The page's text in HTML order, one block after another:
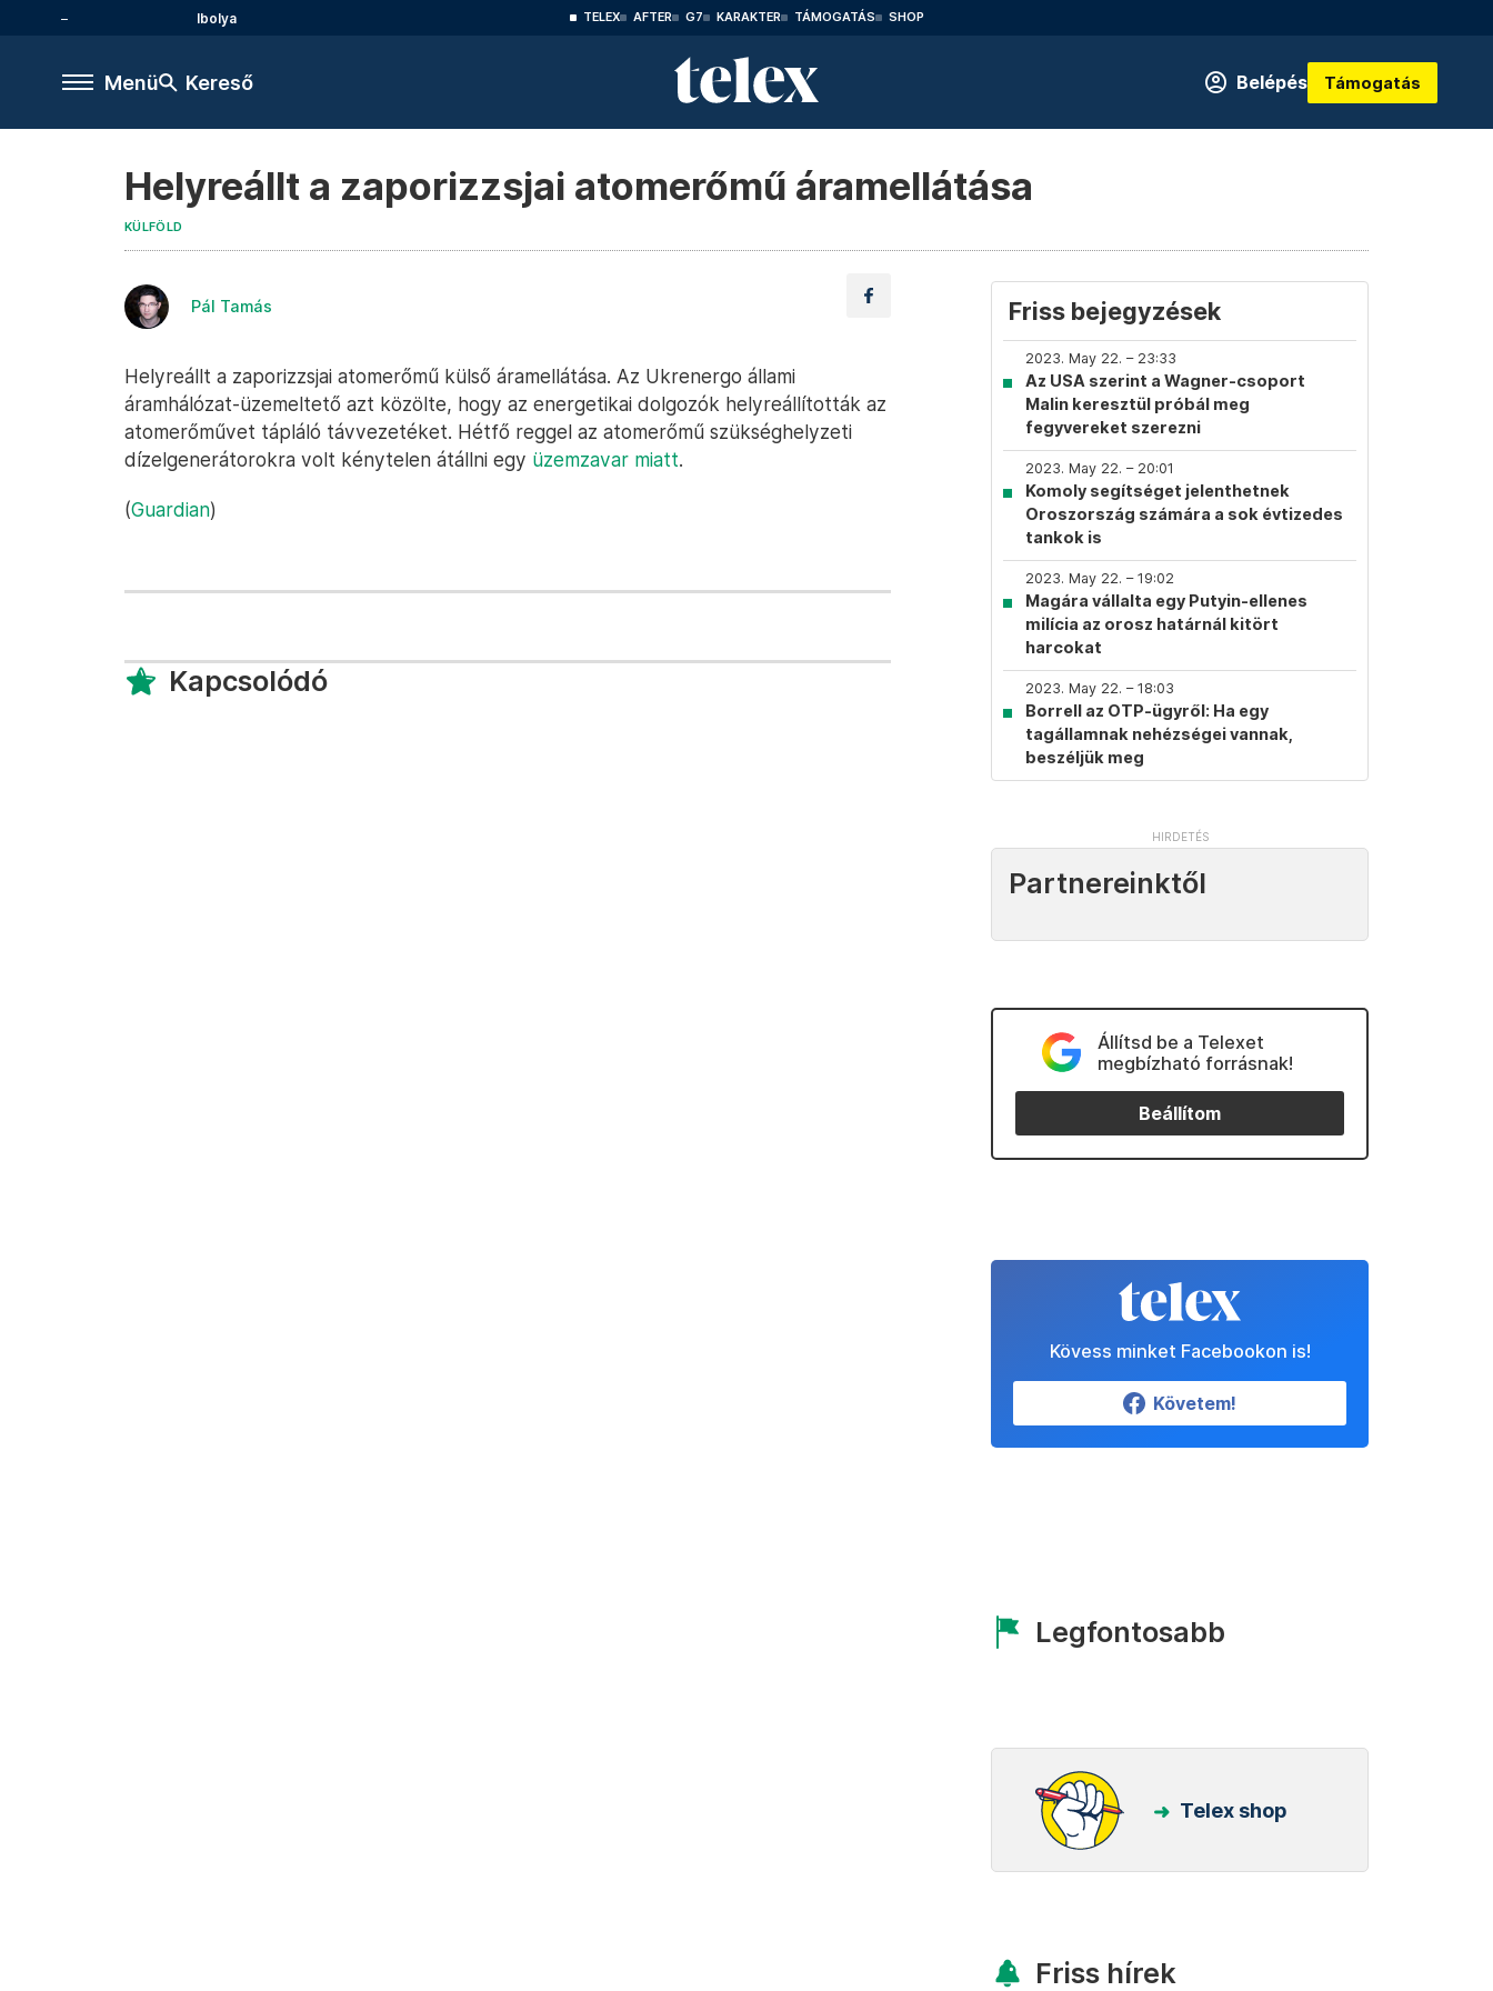
Ibolya TELEX AFTER G7 KARAKTER TÁMOGATÁS SHOP
Menü Kereső Belépés Támogatás
Helyreállt a zaporizzsjai atomerőmű áramellátása
KÜLFÖLD
Pál Tamás
Helyreállt a zaporizzsjai atomerőmű külső áramellátása. Az Ukrenergo állami
áramhálózat-üzemeltető azt közölte, hogy az energetikai dolgozók helyreállították az
atomerőművet tápláló távvezetéket. Hétfő reggel az atomerőmű szükséghelyzeti
dízelgenerátorokra volt kénytelen átállni egy üzemzavar miatt.
(Guardian)
Kapcsolódó
Friss bejegyzések
2023. May 22. – 23:33
Az USA szerint a Wagner-csoport
Malin keresztül próbál meg
fegyvereket szerezni
2023. May 22. – 20:01
Komoly segítséget jelenthetnek
Oroszország számára a sok évtizedes
tankok is
2023. May 22. – 19:02
Magára vállalta egy Putyin-ellenes
milícia az orosz határnál kitört
harcokat
2023. May 22. – 18:03
Borrell az OTP-ügyről: Ha egy
tagállamnak nehézségei vannak,
beszéljük meg
Partnereinktől
Állítsd be a Telexet
megbízható forrásnak!
Beállítom
Kövess minket Facebookon is!
Követem!
Legfontosabb
Telex shop
Friss hírek